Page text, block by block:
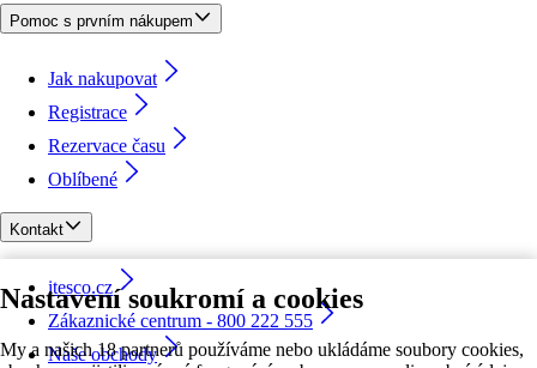
Nastavení soukromí a cookies
My a našich 18 partnerů používáme nebo ukládáme soubory cookies,
Pomoc s prvním nákupem
Jak nakupovat
Registrace
Rezervace času
Oblíbené
Kontakt
itesco.cz
Zákaznické centrum - 800 222 555
Naše obchody